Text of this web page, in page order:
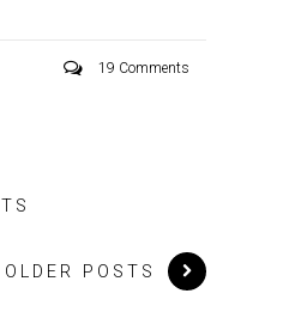
19 Comments
OLDER POSTS